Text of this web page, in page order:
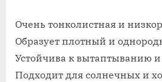
Очень тонколистная и
Образует плотный и
Устойчива к вытаптыванию и
Подходит для солнечных и